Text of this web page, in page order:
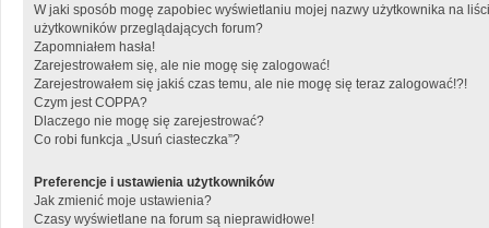
W jaki sposób mogę zapobiec wyświetlaniu mojej nazwy użytkownika na
użytkowników przeglądających forum?
Zapomniałem hasła!
Zarejestrowałem się, ale nie mogę się zalogować!
Zarejestrowałem się jakiś czas temu, ale nie mogę się teraz zalogować!?!
Czym jest COPPA?
Dlaczego nie mogę się zarejestrować?
Co robi funkcja „Usuń ciasteczka”?
Preferencje i ustawienia użytkowników
Jak zmienić moje ustawienia?
Czasy wyświetlane na forum są nieprawidłowe!